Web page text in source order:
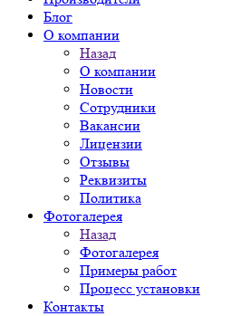
Блог
О компании
Назад
О компании
Новости
Сотрудники
Вакансии
Лицензии
Отзывы
Реквизиты
Политика
Фотогалерея
Назад
Фотогалерея
Примеры работ
Процесс установки
Контакты